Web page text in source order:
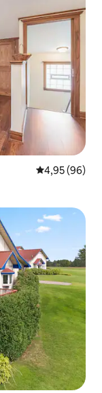
Gemiddelde
4,95 (96)